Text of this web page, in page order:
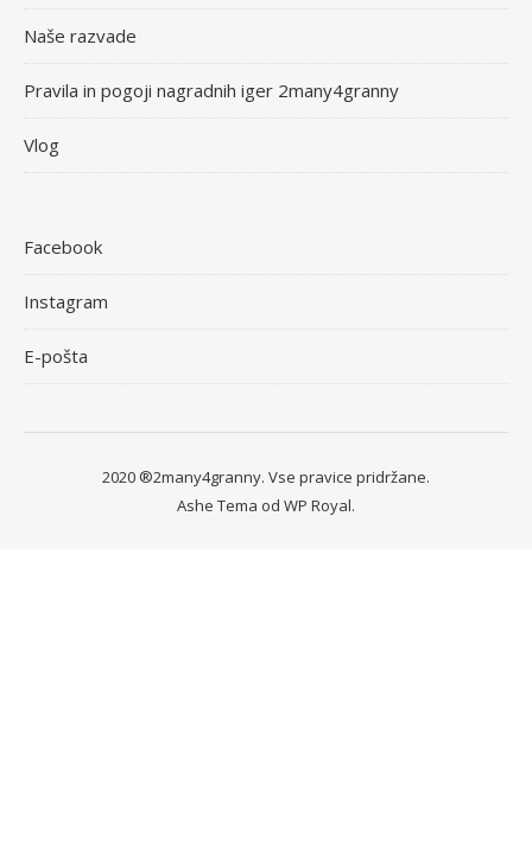
Naše razvade
Pravila in pogoji nagradnih iger 2many4granny
Vlog
Facebook
Instagram
E-pošta
2020 ®2many4granny. Vse pravice pridržane.
Ashe Tema od WP Royal.